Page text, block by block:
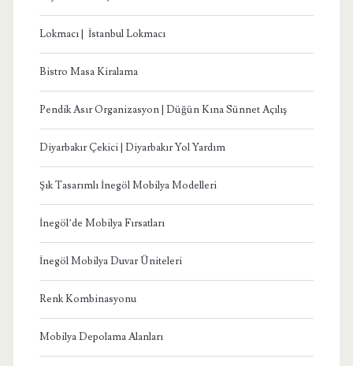
Lokmacı | İstanbul Lokmacı
Bistro Masa Kiralama
Pendik Asır Organizasyon | Düğün Kına Sünnet Açılış
Diyarbakır Çekici | Diyarbakır Yol Yardım
Şık Tasarımlı İnegöl Mobilya Modelleri
İnegöl’de Mobilya Fırsatları
İnegöl Mobilya Duvar Üniteleri
Renk Kombinasyonu
Mobilya Depolama Alanları